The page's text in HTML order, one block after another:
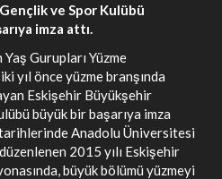
ve Spor Kulübü
imza attı.
Gurupları Yüzme
yıl önce yüzme branşında
Eskişehir Büyükşehir
büyük bir başarıya imza
Anadolu Üniversitesi
2015 yılı Eskişehir
büyük bölümü yüzmeyi